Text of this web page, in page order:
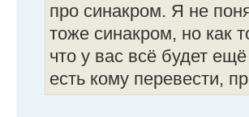
про синакром. Я не
тоже синакром, но как
что у вас всё будет
есть кому перевести,